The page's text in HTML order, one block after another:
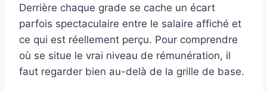
Derrière chaque grade se cache un écart
parfois spectaculaire entre le salaire affiché et
ce qui est réellement perçu. Pour comprendre
où se situe le vrai niveau de rémunération, il
faut regarder bien au-delà de la grille de base.